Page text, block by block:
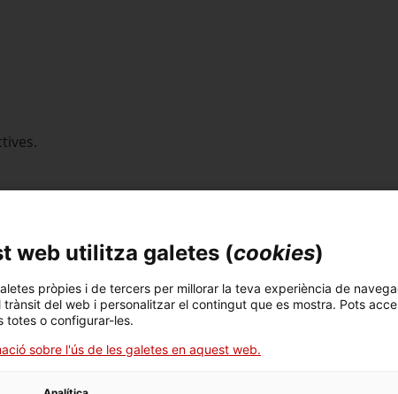
moment.
web utilitza galetes (cookies)
pròpies i de tercers per millorar la teva experiència de
trànsit del web i personalitzar el contingut que es mostra. Pots
totes o configurar-les.
sobre l'ús de les galetes en aquest web.